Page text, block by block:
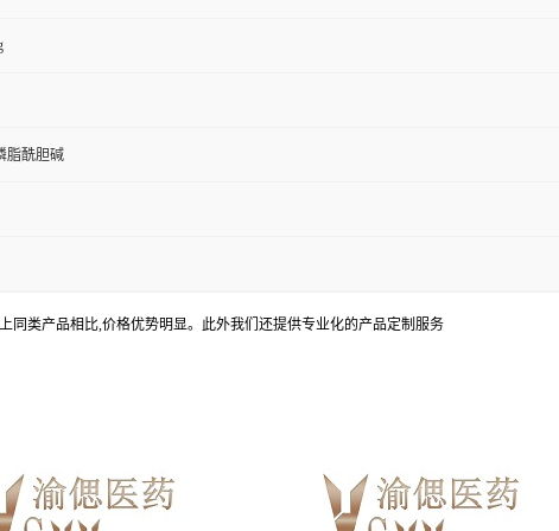
脂酰胆碱
类产品相比,价格优势明显。此外我们还提供专业化的产品定制服务